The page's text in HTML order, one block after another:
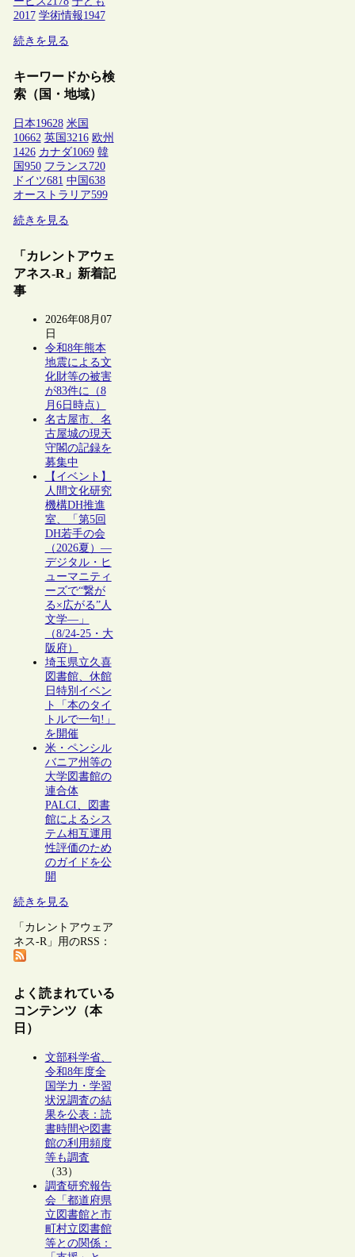
2017 学術情報1947
続きを見る
キーワードから検
索（国・地域）
日本19628 米国
10662 英国3216 欧州
1426 カナダ1069 韓
国950 フランス 720
ドイツ681 中国638
オーストラリア599
続きを見る
「カレントアウェ
アネス-R」新着記
事
2026年08月07
日
令和8年熊本
地震による文
化財等の被害
が83件に（8
月6日時点）
名古屋市、名
古屋城の現天
守閣の記録を
募集中
【イベント】
人間文化研究
機構DH推進
室、「第5回
DH若手の会
（2026夏）―
デジタル・ヒ
ューマニティ
ーズで“繋が
る×広がる”人
文学―」
（8/24-25・大
阪府）
埼玉県立久喜
図書館、休館
日特別イベン
ト「本のタイ
トルで一句!」
を開催
米・ペンシル
バニア州等の
大学図書館の
連合体
PALCI、図書
館によるシス
テム相互運用
性評価のため
のガイドを公
開
続きを見る
「カレントアウェア
ネス-R」用のRSS：
よく読まれている
コンテンツ（本
日）
文部科学省、
令和8年度全
国学力・学習
状況調査の結
果を公表：読
書時間や図書
館の利用頻度
等も調査
（33）
調査研究報告
会「都道府県
立図書館と市
町村立図書館
等との関係：